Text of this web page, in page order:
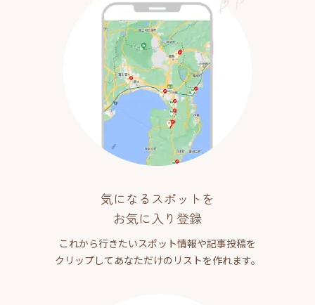
気になるスポットを
お気に入り登録
これから行きたいスポット情報や記事投稿を
クリップしてあなただけのリストを作れます。